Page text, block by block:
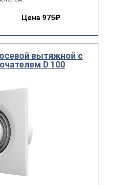
Цена975₽
вытяжной с
D 100